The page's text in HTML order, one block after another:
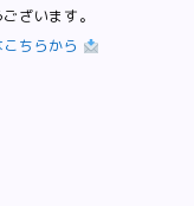
ざいます。
ちらから